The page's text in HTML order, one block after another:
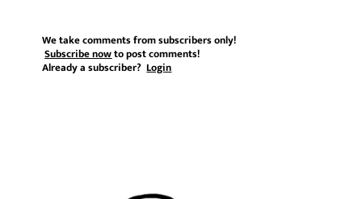
We take comments from subscribers only!
Subscribe nowto post comments!
Already a subscriber?Login